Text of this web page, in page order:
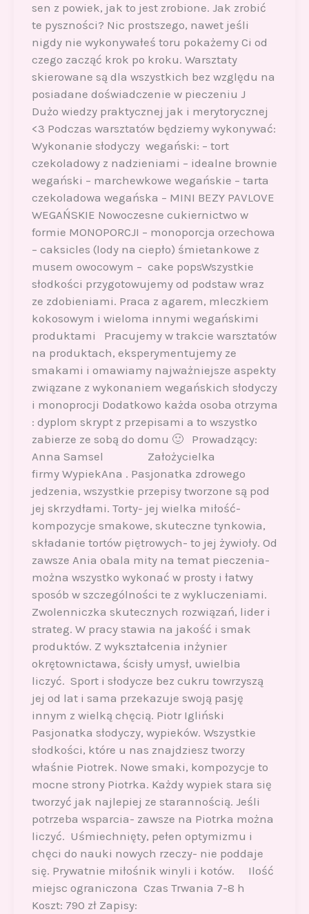
sen z powiek, jak to jest zrobione. Jak zrobić
te pyszności? Nic prostszego, nawet jeśli
nigdy nie wykonywałeś toru pokażemy Ci od
czego zacząć krok po kroku. Warsztaty
skierowane są dla wszystkich bez względu na
posiadane doświadczenie w pieczeniu J
Dużo wiedzy praktycznej jak i merytorycznej
<3 Podczas warsztatów będziemy wykonywać:
Wykonanie słodyczy wegański: – tort
czekoladowy z nadzieniami – idealne brownie
wegański – marchewkowe wegańskie – tarta
czekoladowa wegańska – MINI BEZY PAVLOVE
WEGAŃSKIE Nowoczesne cukiernictwo w
formie MONOPORCJI – monoporcja orzechowa
– caksicles (lody na ciepło) śmietankowe z
musem owocowym – cake popsWszystkie
słodkości przygotowujemy od podstaw wraz
ze zdobieniami. Praca z agarem, mleczkiem
kokosowym i wieloma innymi wegańskimi
produktami Pracujemy w trakcie warsztatów
na produktach, eksperymentujemy ze
smakami i omawiamy najważniejsze aspekty
związane z wykonaniem wegańskich słodyczy
i monoprocji Dodatkowo każda osoba otrzyma
: dyplom skrypt z przepisami a to wszystko
zabierze ze sobą do domu 🙂 Prowadzący:
Anna Samsel Założycielka
firmy WypiekAna . Pasjonatka zdrowego
jedzenia, wszystkie przepisy tworzone są pod
jej skrzydłami. Torty- jej wielka miłość-
kompozycje smakowe, skuteczne tynkowia,
składanie tortów piętrowych- to jej żywioły. Od
zawsze Ania obala mity na temat pieczenia-
można wszystko wykonać w prosty i łatwy
sposób w szczególności te z wykluczeniami.
Zwolenniczka skutecznych rozwiązań, lider i
strateg. W pracy stawia na jakość i smak
produktów. Z wykształcenia inżynier
okrętownictawa, ścisły umysł, uwielbia
liczyć. Sport i słodycze bez cukru towrzyszą
jej od lat i sama przekazuje swoją pasję
innym z wielką chęcią. Piotr Igliński
Pasjonatka słodyczy, wypieków. Wszystkie
słodkości, które u nas znajdziesz tworzy
właśnie Piotrek. Nowe smaki, kompozycje to
mocne strony Piotrka. Każdy wypiek stara się
tworzyć jak najlepiej ze starannością. Jeśli
potrzeba wsparcia- zawsze na Piotrka można
liczyć. Uśmiechnięty, pełen optymizmu i
chęci do nauki nowych rzeczy- nie poddaje
się. Prywatnie miłośnik winyli i kotów. Ilość
miejsc ograniczona Czas Trwania 7-8 h
Koszt: 790 zł Zapisy: